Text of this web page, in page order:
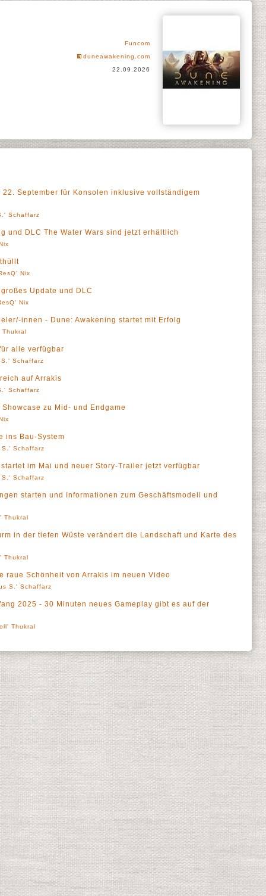
Funcom
duneawakening.com
22.09.2026
September für Konsolen inklusive vollständigem
Schaffarz
und DLC The Water Wars sind jetzt erhältlich
Nix
Update und DLC
Nix
innen - Dune: Awakening startet mit Erfolg
Thukral
alle verfügbar
S.' Schaffarz
auf Arrakis
Schaffarz
zu Mid- und Endgame
ins Bau-System
S.' Schaffarz
im Mai und neuer Story-Trailer jetzt verfügbar
S.' Schaffarz
starten und Informationen zum Geschäftsmodell und
Thukral
in der tiefen Wüste verändert die Landschaft und Karte des
Thukral
raue Schönheit von Arrakis im neuen Video
S.' Schaffarz
2025 - 30 Minuten neues Gameplay gibt es auf der
Thukral